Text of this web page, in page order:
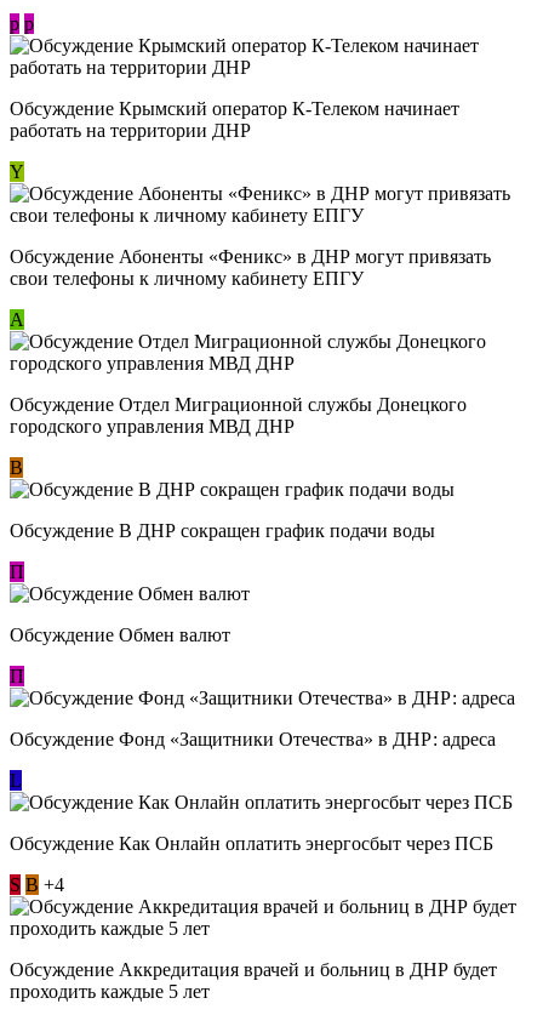
p p
Обсуждение Крымский оператор К-Телеком начинает
работать на территории ДНР
Y
Обсуждение ​Абоненты «Феникс» в ДНР могут привязать
свои телефоны к личному кабинету ЕПГУ
А
Обсуждение Отдел Миграционной службы Донецкого
городского управления МВД ДНР
В
Обсуждение В ДНР сокращен график подачи воды
П
Обсуждение Обмен валют
П
Обсуждение Фонд «Защитники Отечества» в ДНР: адреса
L
Обсуждение ​Как Онлайн оплатить энергосбыт через ПСБ
S В +4
Обсуждение Аккредитация врачей и больниц в ДНР будет
проходить каждые 5 лет